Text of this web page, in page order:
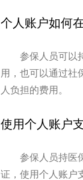
个人账户如何
参保人员可以持
用，也可以通过社
人负担的费用。
使用个人账户
参保人员持医保
证，使用个人账户